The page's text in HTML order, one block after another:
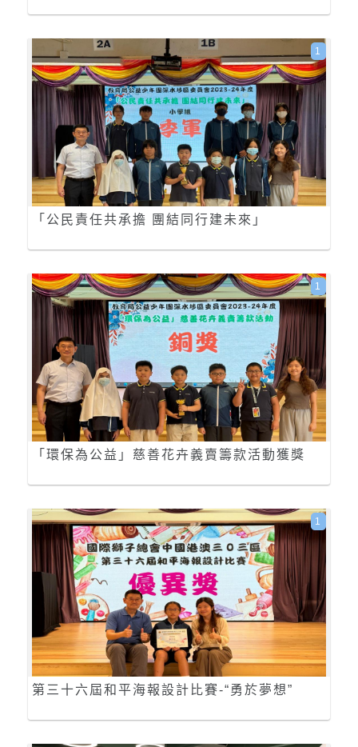
「公民責任共承擔 團結同行建未來」
1
「環保為公益」慈善花卉義賣籌款活動獲獎
1
第三十六屆和平海報設計比賽-“勇於夢想”
1